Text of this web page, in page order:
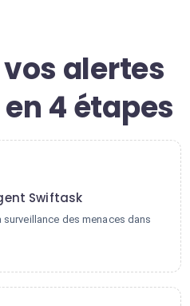
alertes
4 étapes
Swiftask
des menaces dans